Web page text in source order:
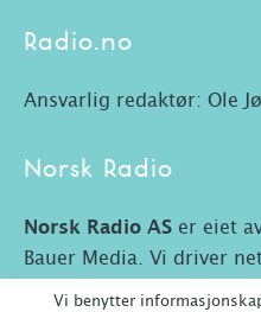
Radio.no
Ansvarlig redaktør: Ole
Norsk Radio
Norsk Radio AS er eiet
Bauer Media. Vi driver
Vi benytter